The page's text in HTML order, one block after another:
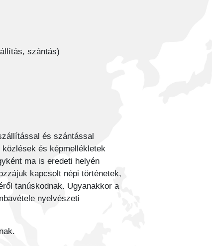
szántás)
és szántással
és képmellékletek
ma is eredeti helyén
kapcsolt népi történetek,
tanúskodnak. Ugyanakkor a
nyelvészeti